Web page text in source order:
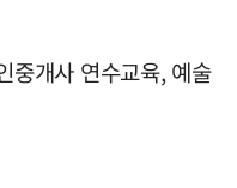
개사 연수교육, 예술